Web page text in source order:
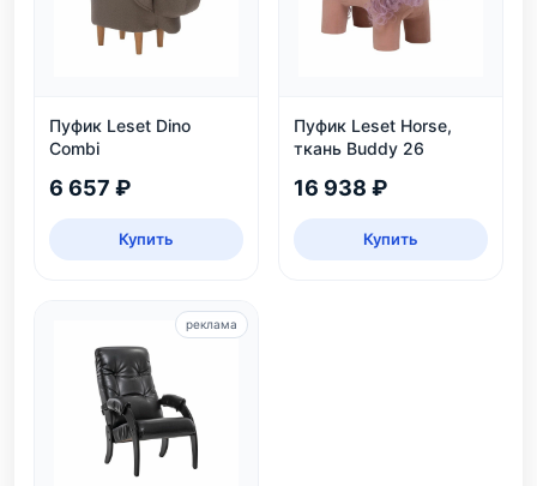
Пуфик Leset Dino
Combi
6 657 ₽
Купить
Пуфик Leset Horse,
ткань Buddy 26
16 938 ₽
Купить
реклама